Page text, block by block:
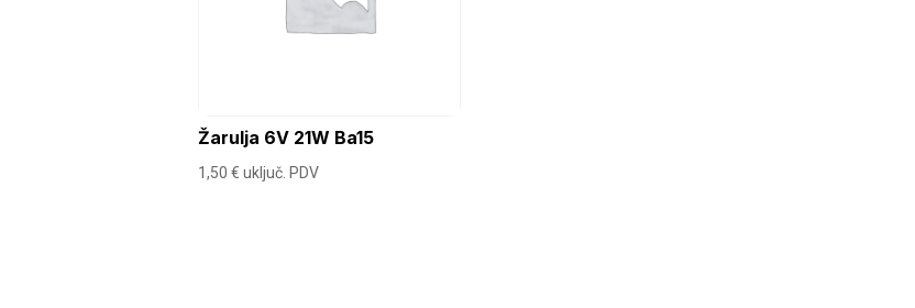
Žarulja 6V 21W Ba15
1,50€ uključ. PDV